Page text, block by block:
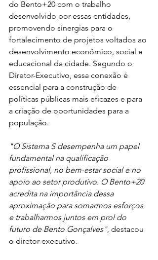
do Bento+20 com o trabalho
desenvolvido por essas entidades,
promovendo sinergias para o
fortalecimento de projetos voltados ao
desenvolvimento econômico, social e
educacional da cidade. Segundo o
Diretor-Executivo, essa conexão é
essencial para a construção de
políticas públicas mais eficazes e para
a criação de oportunidades para a
população.
"O Sistema S desempenha um papel
fundamental na qualificação
profissional, no bem-estar social e no
apoio ao setor produtivo. O Bento+20
acredita na importância dessa
aproximação para somarmos esforços
e trabalharmos juntos em prol do
futuro de Bento Gonçalves", destacou
o diretor-executivo.